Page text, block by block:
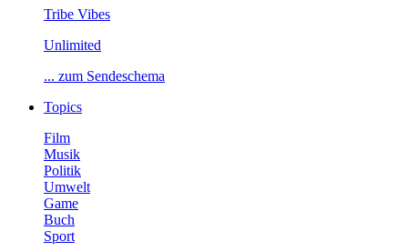
TribeVibes
Unlimited
...zumSendeschema
Topics
Film
Musik
Politik
Umwelt
Game
Buch
Sport